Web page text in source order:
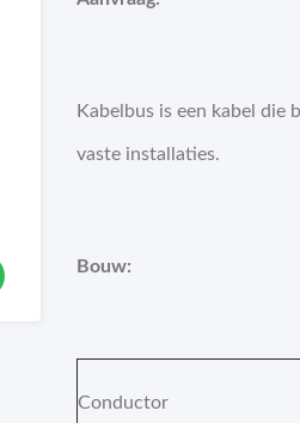
Kabelbus is een kabel die
vaste installaties.
Bouw:
Conductor